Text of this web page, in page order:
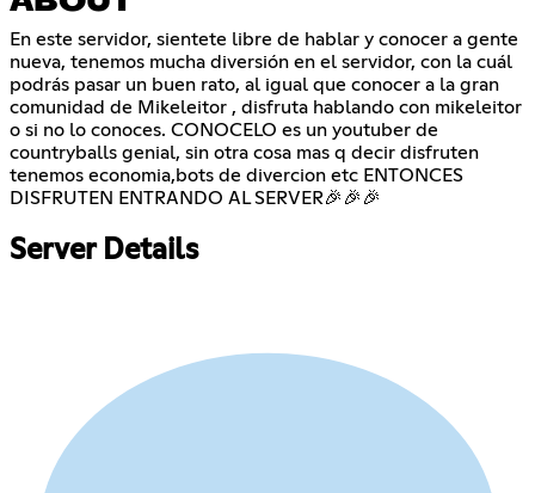
En este servidor, sientete libre de hablar y conocer a gente
nueva, tenemos mucha diversión en el servidor, con la cuál
podrás pasar un buen rato, al igual que conocer a la gran
comunidad de Mikeleitor , disfruta hablando con mikeleitor
o si no lo conoces. CONOCELO es un youtuber de
countryballs genial, sin otra cosa mas q decir disfruten
tenemos economia,bots de divercion etc ENTONCES
DISFRUTEN ENTRANDO AL SERVER🎉🎉🎉
Server Details